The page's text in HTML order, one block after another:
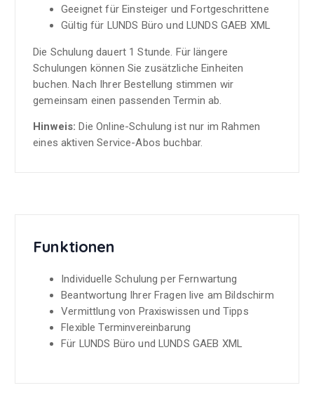
Geeignet für Einsteiger und Fortgeschrittene
Gültig für LUNDS Büro und LUNDS GAEB XML
Die Schulung dauert 1 Stunde. Für längere
Schulungen können Sie zusätzliche Einheiten
buchen. Nach Ihrer Bestellung stimmen wir
gemeinsam einen passenden Termin ab.
Hinweis: Die Online-Schulung ist nur im Rahmen
eines aktiven Service-Abos buchbar.
Funktionen
Individuelle Schulung per Fernwartung
Beantwortung Ihrer Fragen live am Bildschirm
Vermittlung von Praxiswissen und Tipps
Flexible Terminvereinbarung
Für LUNDS Büro und LUNDS GAEB XML